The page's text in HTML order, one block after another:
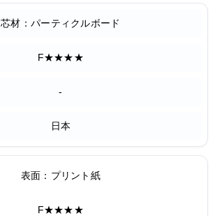
芯材：パーティクルボード
F★★★★
-
日本
表面：プリント紙
F★★★★